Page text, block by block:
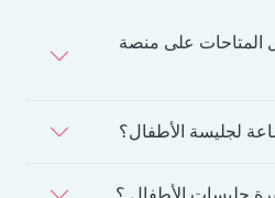
المتاحات على منصة
لجليسة الأطفال؟